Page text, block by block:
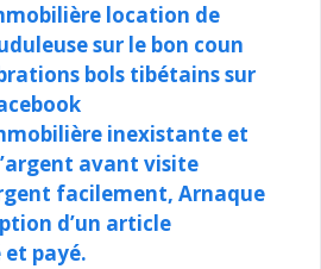
location de
sur le bon coun
bols tibétains sur
inexistante et
avant visite
facilement, Arnaque
d’un article
payé.